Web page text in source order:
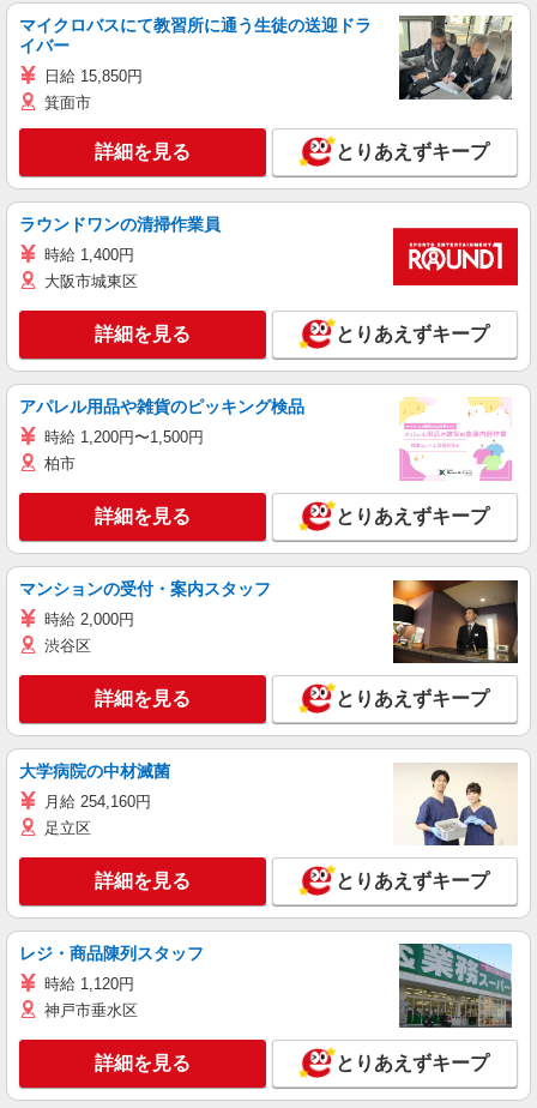
マイクロバスにて教習所に通う生徒の送迎ドラ
イバー
日給 15,850円
箕面市
詳細を見る とりあえずキープ
ラウンドワンの清掃作業員
時給 1,400円
大阪市城東区
詳細を見る とりあえずキープ
アパレル用品や雑貨のピッキング検品
時給 1,200円〜1,500円
柏市
詳細を見る とりあえずキープ
マンションの受付・案内スタッフ
時給 2,000円
渋谷区
詳細を見る とりあえずキープ
大学病院の中材滅菌
月給 254,160円
足立区
詳細を見る とりあえずキープ
レジ・商品陳列スタッフ
時給 1,120円
神戸市垂水区
詳細を見る とりあえずキープ